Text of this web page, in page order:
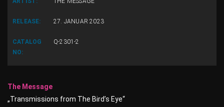
RELEASE: 27. JANUAR 2023
CATALOG
NO:
Q-2301-2
The Message
„Transmissions from The Bird’s Eye“